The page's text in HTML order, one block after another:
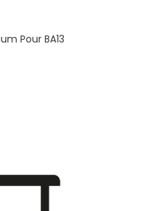
Pour BA13